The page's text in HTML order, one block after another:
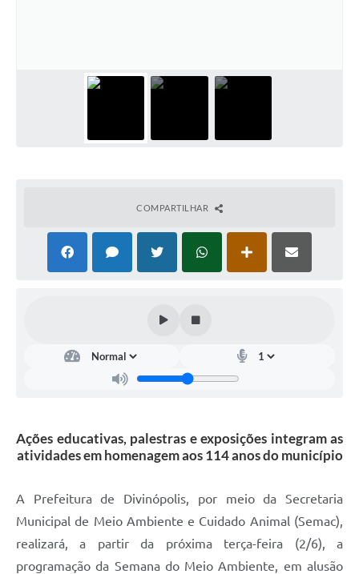
COMPARTILHAR
Ações educativas, palestras e exposições integram as
atividades em homenagem aos 114 anos do município
A Prefeitura de Divinópolis, por meio da Secretaria
Municipal de Meio Ambiente e Cuidado Animal (Semac),
realizará, a partir da próxima terça-feira (2/6), a
programação da Semana do Meio Ambiente, em alusão